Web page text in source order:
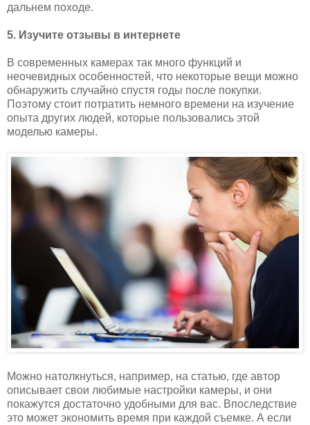
дальнем походе.
5. Изучите отзывы в интернете
В современных камерах так много функций и
неочевидных особенностей, что некоторые вещи можно
обнаружить случайно спустя годы после покупки.
Поэтому стоит потратить немного времени на изучение
опыта других людей, которые пользовались этой
моделью камеры.
Можно натолкнуться, например, на статью, где автор
описывает свои любимые настройки камеры, и они
покажутся достаточно удобными для вас. Впоследствие
это может экономить время при каждой съемке. А если